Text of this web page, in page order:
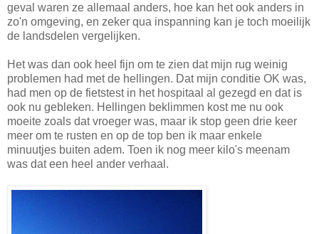
geval waren ze allemaal anders, hoe kan het ook anders in
zo'n omgeving, en zeker qua inspanning kan je toch moeilijk
de landsdelen vergelijken.
Het was dan ook heel fijn om te zien dat mijn rug weinig
problemen had met de hellingen. Dat mijn conditie OK was,
had men op de fietstest in het hospitaal al gezegd en dat is
ook nu gebleken. Hellingen beklimmen kost me nu ook
moeite zoals dat vroeger was, maar ik stop geen drie keer
meer om te rusten en op de top ben ik maar enkele
minuutjes buiten adem. Toen ik nog meer kilo's meenam
was dat een heel ander verhaal.